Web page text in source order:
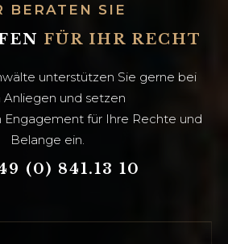
BERATEN SIE
FÜR IHR RECHT
unterstützen Sie gerne bei
Anliegen und setzen
Engagement für Ihre Rechte und
Belange ein.
(0) 841.13 10